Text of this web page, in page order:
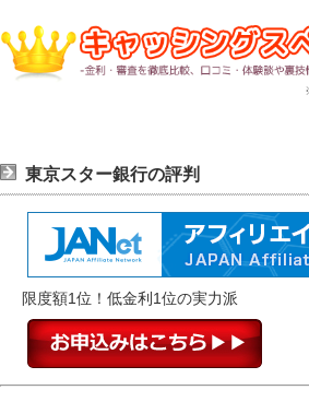
東京スター銀行の評判
限度額1位！低金利1位の実力派